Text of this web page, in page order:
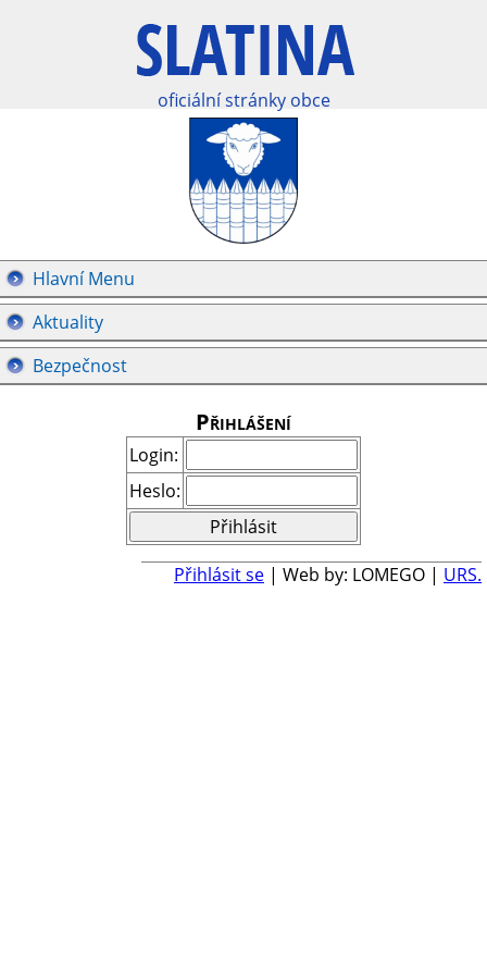
oficiální stránky obce
Hlavní Menu
Aktuality
Bezpečnost
Přihlášení
Login:
Heslo:
Přihlásit se | Web by: LOMEGO | URS.